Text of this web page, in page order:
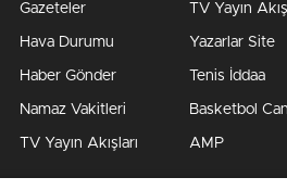
Gazeteler
Hava Durumu
Haber Gönder
Namaz Vakitleri
TV Yayın Akışları
TV Yayın
Yazarlar Site
Tenis İddaa
Basketbol
AMP